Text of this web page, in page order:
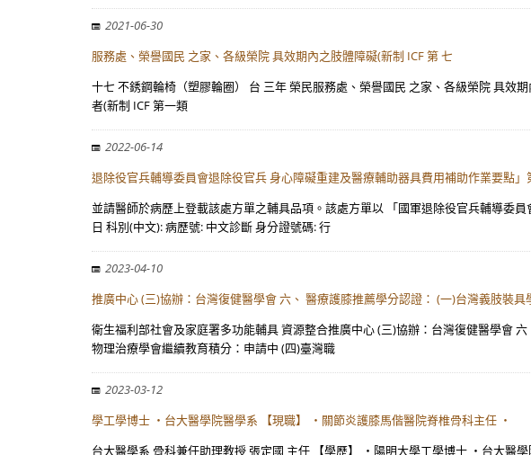
2021-06-30
服務處、榮譽國民 之家、各級榮院 具效期內之肢體障礙(新制 ICF 第 七
十七 不銹鋼輪椅（塑膠輪圈） 台 三年 榮民服務處、榮譽國民 之家、各級榮院 具效
者(新制 ICF 第一類
2022-06-14
退除役官兵輔導委員會退除役官兵 身心障礙重建及醫療輔助器具費用補助作業要點」
並請醫師於病歷上登載該處方單之輔具品項。該處方單以 「國軍退除役官兵輔導委
日 科別(中文): 病歷號: 中文診斷 身分證號碼: 行
2023-04-10
推廣中心 (三)協辦：台灣復健醫學會 六、 醫療護膝推薦學分認證： (一)台灣義肢裝具
衛生福利部社會及家庭署多功能輔具 資源整合推廣中心 (三)協辦：台灣復健醫學會
物理治療學會繼續教育積分：申請中 (四)臺灣職
2023-03-12
學工學博士 ・台大醫學院醫學系 【現職】 ・關節炎護膝馬偕醫院脊椎骨科主任 ・
台大醫學系 骨科兼任助理教授 張定國 主任 【學歷】 ・陽明大學工學博士 ・台大醫